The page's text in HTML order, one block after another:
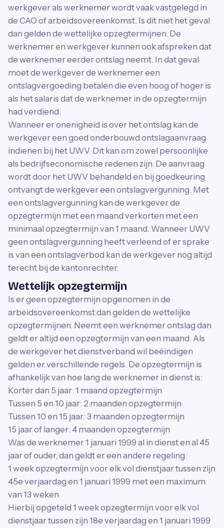
werkgever als werknemer wordt vaak vastgelegd in
de CAO of arbeidsovereenkomst. Is dit niet het geval
dan gelden de wettelijke opzegtermijnen. De
werknemer en werkgever kunnen ook afspreken dat
de werknemer eerder ontslag neemt. In dat geval
moet de werkgever de werknemer een
ontslagvergoeding betalen die even hoog of hoger is
als het salaris dat de werknemer in de opzegtermijn
had verdiend.
Wanneer er onenigheid is over het ontslag kan de
werkgever een goed onderbouwd ontslagaanvraag
indienen bij het UWV. Dit kan om zowel persoonlijke
als bedrijfseconomische redenen zijn. De aanvraag
wordt door het UWV behandeld en bij goedkeuring
ontvangt de werkgever een ontslagvergunning. Met
een ontslagvergunning kan de werkgever de
opzegtermijn met een maand verkorten met een
minimaal opzegtermijn van 1 maand. Wanneer UWV
geen ontslagvergunning heeft verleend of er sprake
is van een ontslagverbod kan de werkgever nog altijd
terecht bij de kantonrechter.
Wettelijk opzegtermijn
Is er geen opzegtermijn opgenomen in de
arbeidsovereenkomst dan gelden de wettelijke
opzegtermijnen. Neemt een werknemer ontslag dan
geldt er altijd een opzegtermijn van een maand. Als
de werkgever het dienstverband wil beëindigen
gelden er verschillende regels. De opzegtermijn is
afhankelijk van hoe lang de werknemer in dienst is:
Korter dan 5 jaar: 1 maand opzegtermijn
Tussen 5 en 10 jaar: 2 maanden opzegtermijn
Tussen 10 en 15 jaar: 3 maanden opzegtermijn
15 jaar of langer: 4 maanden opzegtermijn
Was de werknemer 1 januari 1999 al in dienst en al 45
jaar of ouder, dan geldt er een andere regeling:
1 week opzegtermijn voor elk vol dienstjaar tussen zijn
45e verjaardag en 1 januari 1999 met een maximum
van 13 weken
Hierbij opgeteld 1 week opzegtermijn voor elk vol
dienstjaar tussen zijn 18e verjaardag en 1 januari 1999